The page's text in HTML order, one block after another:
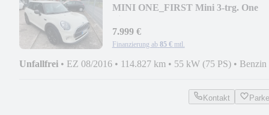
MINI ONE_FIRST Mini 3-trg. One
7.999 €
Finanzierung ab 85 € mtl.
Unfallfrei • EZ 08/2016 • 114.827 km • 55 kW (75 PS) • Benzin
Kontakt